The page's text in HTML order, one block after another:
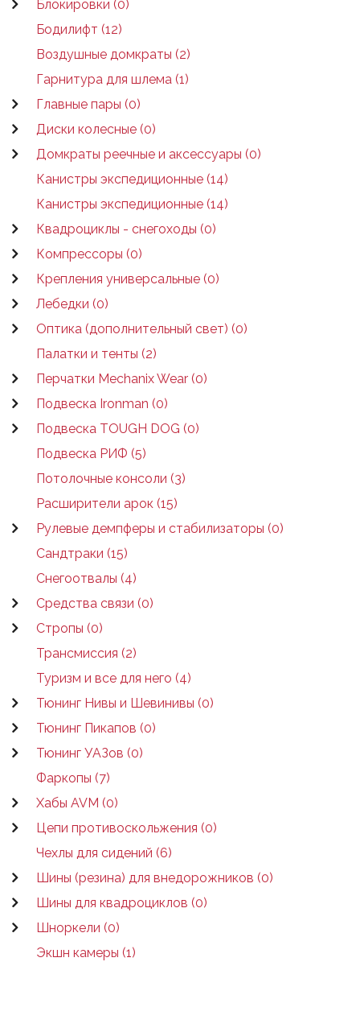
Блокировки (0)
Бодилифт (12)
Воздушные домкраты (2)
Гарнитура для шлема (1)
Главные пары (0)
Диски колесные (0)
Домкраты реечные и аксессуары (0)
Канистры экспедиционные (14)
Канистры экспедиционные (14)
Квадроциклы - снегоходы (0)
Компрессоры (0)
Крепления универсальные (0)
Лебедки (0)
Оптика (дополнительный свет) (0)
Палатки и тенты (2)
Перчатки Mechanix Wear (0)
Подвеска Ironman (0)
Подвеска TOUGH DOG (0)
Подвеска РИФ (5)
Потолочные консоли (3)
Расширители арок (15)
Рулевые демпферы и стабилизаторы (0)
Сандтраки (15)
Снегоотвалы (4)
Средства связи (0)
Стропы (0)
Трансмиссия (2)
Туризм и все для него (4)
Тюнинг Нивы и Шевинивы (0)
Тюнинг Пикапов (0)
Тюнинг УАЗов (0)
Фаркопы (7)
Хабы AVM (0)
Цепи противоскольжения (0)
Чехлы для сидений (6)
Шины (резина) для внедорожников (0)
Шины для квадроциклов (0)
Шноркели (0)
Экшн камеры (1)